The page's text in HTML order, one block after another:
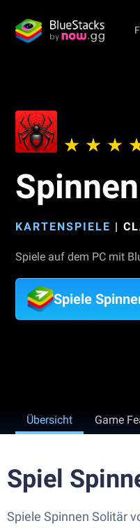
KARTENSPIELE |
Spiele auf dem PC mit
Spiele
Übersicht Game
Spiel
Spiele Spinnen Solitär